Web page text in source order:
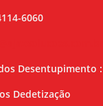
6060
Desentupimento :
Dedetização